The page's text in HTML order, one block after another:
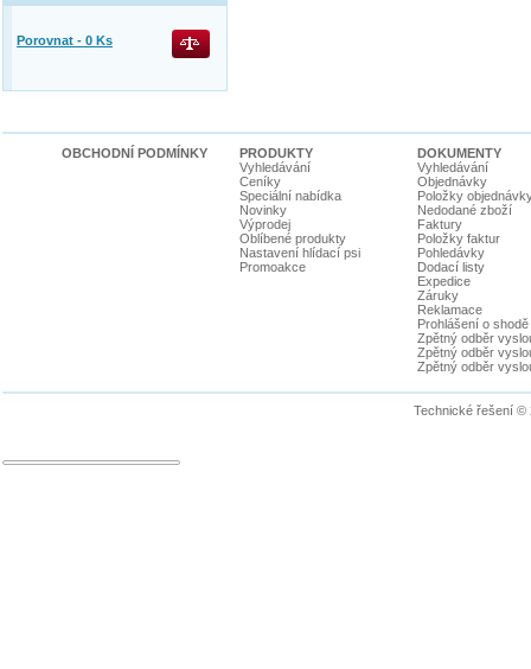
Porovnat - 0 Ks
OBCHODNÍ PODMÍNKY
PRODUKTY
Vyhledávání
Ceníky
Speciální nabídka
Novinky
Výprodej
Oblíbené produkty
Nastavení hlídací psi
Promoakce
DOKUMENTY
Vyhledávání
Objednávky
Položky
Nedodané zboží
Faktury
Položky faktur
Pohledávky
Dodací listy
Expedice
Záruky
Reklamace
Prohlášení o shodě
Zpětný odběr
Zpětný odběr
Zpětný odběr
Technické řešení ©